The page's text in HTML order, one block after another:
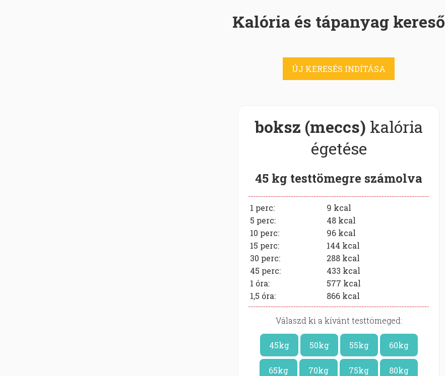
Kalória és tápanyag kereső
ÚJ KERESÉS INDÍTÁSA
boksz (meccs) kalória
égetése
45 kg testtömegre számolva
1 perc: 9 kcal
5 perc:
48 kcal
10 perc:
96 kcal
15 perc:
144 kcal
30 perc:
288 kcal
45 perc:
433 kcal
1 óra:
577 kcal
1,5 óra:
866 kcal
Válaszd ki a kívánt testtömeged:
45kg 50kg 55kg 60kg
65kg 70kg 75kg 80kg